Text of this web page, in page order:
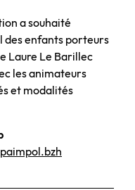
a souhaité
des enfants porteurs
Laure Le Barillec
les animateurs
et modalités